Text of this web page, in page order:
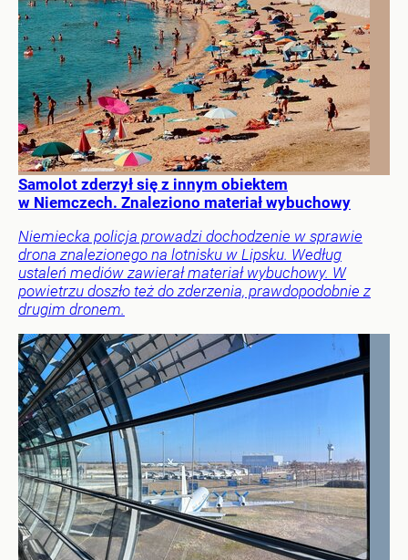
Samolot zderzył się z innym obiektem
w Niemczech. Znaleziono materiał wybuchowy
Niemiecka policja prowadzi dochodzenie w sprawie
drona znalezionego na lotnisku w Lipsku. Według
ustaleń mediów zawierał materiał wybuchowy. W
powietrzu doszło też do zderzenia, prawdopodobnie z
drugim dronem.